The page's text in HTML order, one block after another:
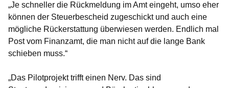
„Je schneller die Rückmeldung im Amt eingeht, umso eher
können der Steuerbescheid zugeschickt und auch eine
mögliche Rückerstattung überwiesen werden. Endlich mal
Post vom Finanzamt, die man nicht auf die lange Bank
schieben muss.“
„Das Pilotprojekt trifft einen Nerv. Das sind